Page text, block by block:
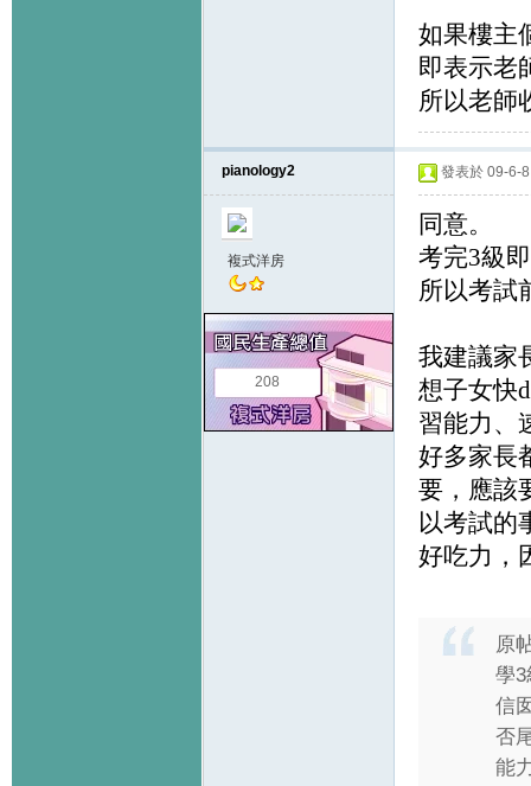
如果樓主
即表示老
所以老師
pianology2
複式洋房
208
發表於 09-6-
同意。
考完3級
所以考試
我建議家
想子女快
習能力、
好多家長
要，應該
以考試的
好吃力，
原
學3
信
否
能